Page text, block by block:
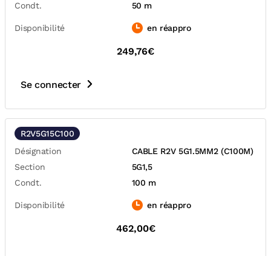
Condt.
50 m
Disponibilité en réappro
249,76€
Se connecter
R2V5G15C100
Désignation
CABLE R2V 5G1.5MM2 (C100M)
Section
5G1,5
Condt.
100 m
Disponibilité en réappro
462,00€